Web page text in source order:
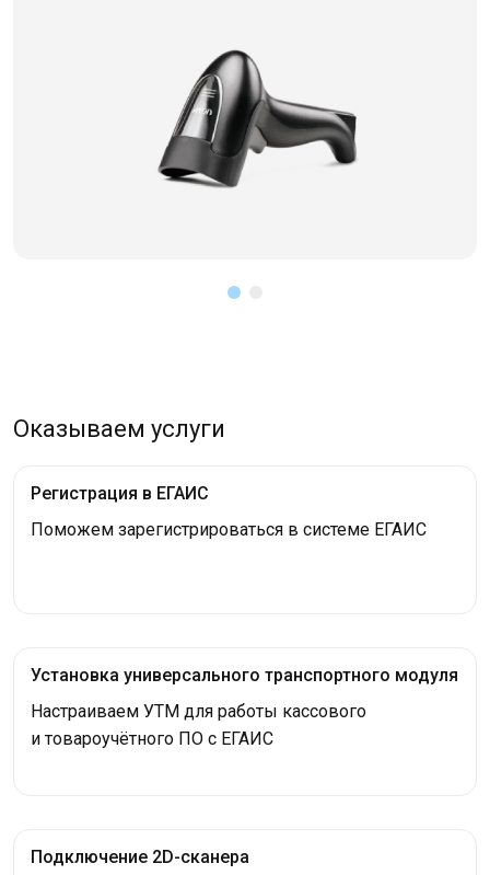
Оказываем услуги
Регистрация в ЕГАИС
Поможем зарегистрироваться в системе ЕГАИС
Установка универсального транспортного модуля
Настраиваем УТМ для работы кассового
и товароучётного ПО с ЕГАИС
Подключение 2D-сканера